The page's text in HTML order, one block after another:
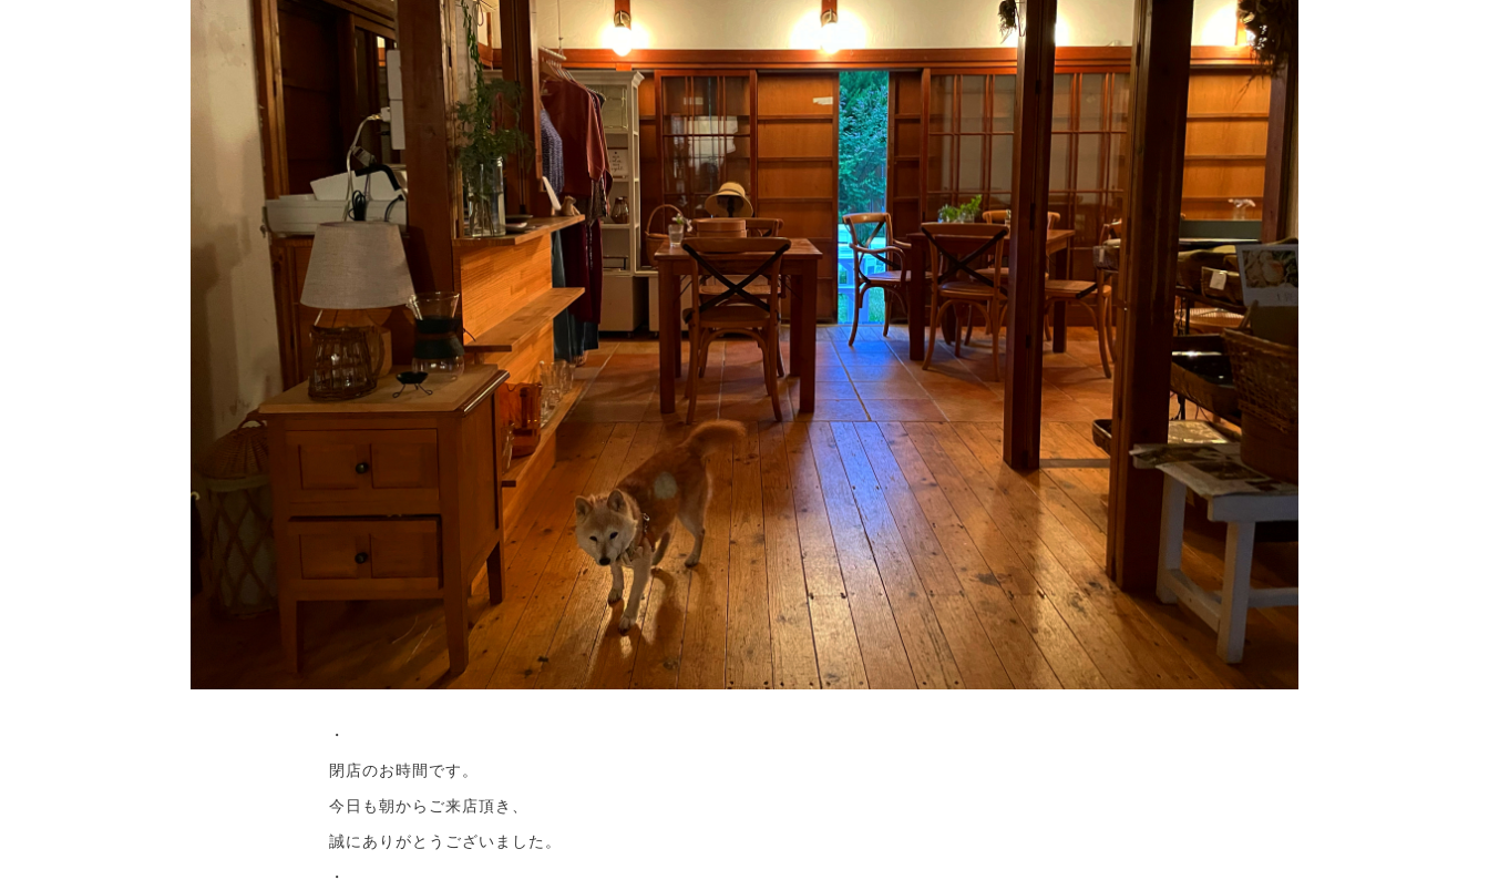
・
閉店のお時間です。
今日も朝からご来店頂き、
誠にありがとうございました。
・